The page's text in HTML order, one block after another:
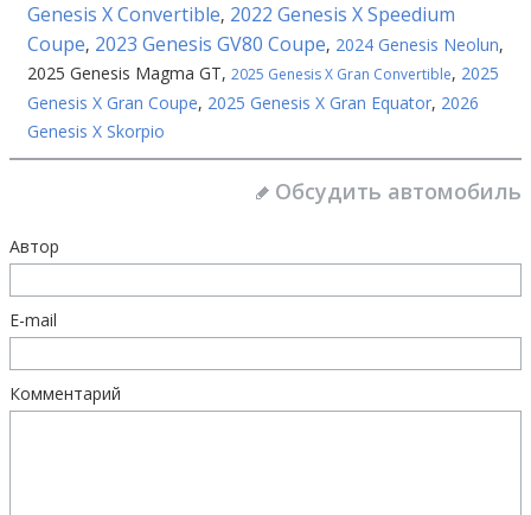
Genesis X Convertible, 2022 Genesis X Speedium
Coupe, 2023 Genesis GV80 Coupe, 2024 Genesis Neolun,
2025 Genesis Magma GT, 2025 Genesis X Gran Convertible, 2025
Genesis X Gran Coupe, 2025 Genesis X Gran Equator, 2026
Genesis X Skorpio
Обсудить автомобиль
Автор
E-mail
Комментарий